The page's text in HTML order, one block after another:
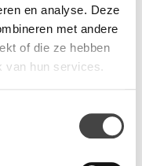
en analyse. Deze
met andere
of die ze hebben
van hun services.